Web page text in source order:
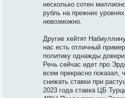
несколько сотен
рубль на прежних
невозможно.
Другие хейтят
нас есть отличный
политику однажды
Речь сейчас идет про
всем прекрасно показал,
снижать ставки при
2023 года ставка ЦБ